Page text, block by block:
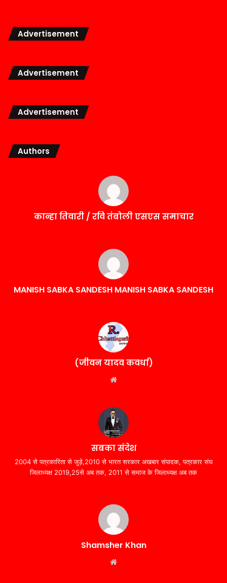
Advertisement
Advertisement
Advertisement
Authors
कान्हा तिवारी / रवि तंबोली एसएस समाचार
MANISH SABKA SANDESH MANISH SABKA SANDESH
(जीवन यादव कवर्धा)
सबका संदेश
2004 से पत्रकारिता से जुड़े,2010 से भारत सरकार अखबार संपादक, पत्रकार संघ
जिलाध्यक्ष 2019,25से अब तक, 2011 से समाज के जिलाध्यक्ष अब तक
Shamsher Khan